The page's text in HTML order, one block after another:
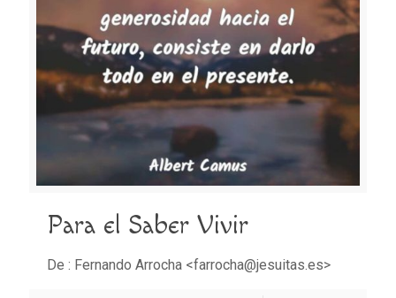
Para el Saber Vivir
De : Fernando Arrocha <farrocha@jesuitas.es>